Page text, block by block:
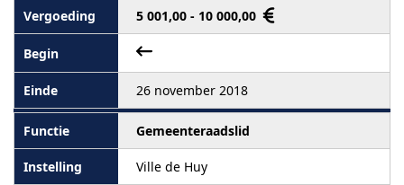
5 001,00 - 10 000,00
26 november 2018
Gemeenteraadslid
Ville de Huy